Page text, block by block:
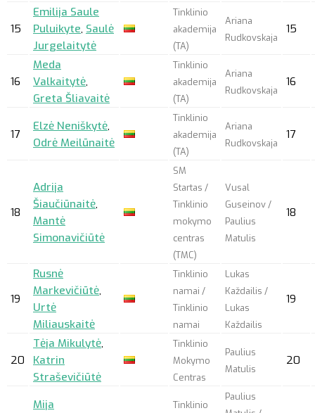
15
Emilija Saule
Puluikyte, Saulė
Jurgelaitytė
Tinklinio
akademija
(TA)
Ariana
Rudkovskaja
15
16
Meda
Valkaitytė,
Greta Šliavaitė
Tinklinio
akademija
(TA)
Ariana
Rudkovskaja
16
17
Elzė Neniškytė,
Odrė Meilūnaitė
Tinklinio
akademija
(TA)
Ariana
Rudkovskaja
17
18
Adrija
Šiaučiūnaitė,
Mantė
Simonavičiūtė
SM
Startas /
Tinklinio
mokymo
centras
(TMC)
Vusal
Guseinov /
Paulius
Matulis
18
19
Rusnė
Markevičiūtė,
Urtė
Miliauskaitė
Tinklinio
namai /
Tinklinio
namai
Lukas
Každailis /
Lukas
Každailis
19
20
Tėja Mikulytė,
Katrin
Straševičiūtė
Tinklinio
Mokymo
Centras
Paulius
Matulis
20
Mija
Tinklinio
Paulius